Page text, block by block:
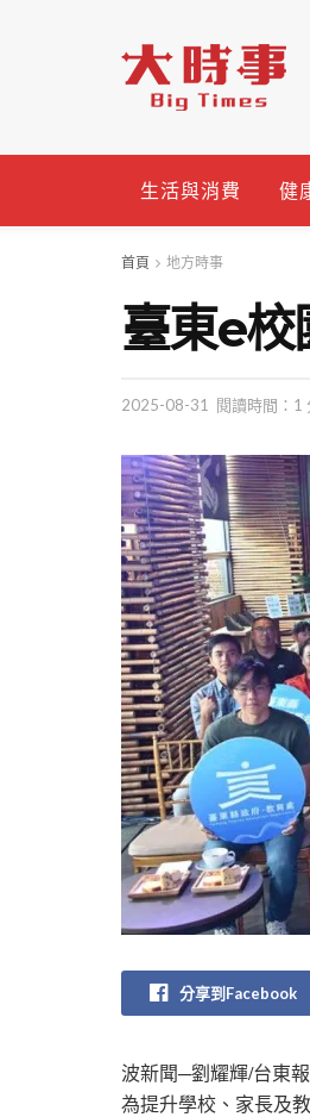
生活與消費 健
首頁 地方時事
臺東e校
2025-08-31 閱讀時間：1
分享到Facebook
波新聞─劉耀輝/台東
為提升學校、家長及